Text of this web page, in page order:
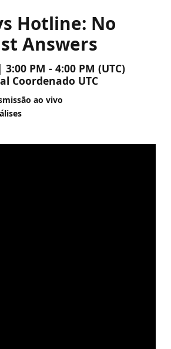
Hotline: No
Answers
PM - 4:00 PM (UTC)
Coordenado UTC
ao vivo